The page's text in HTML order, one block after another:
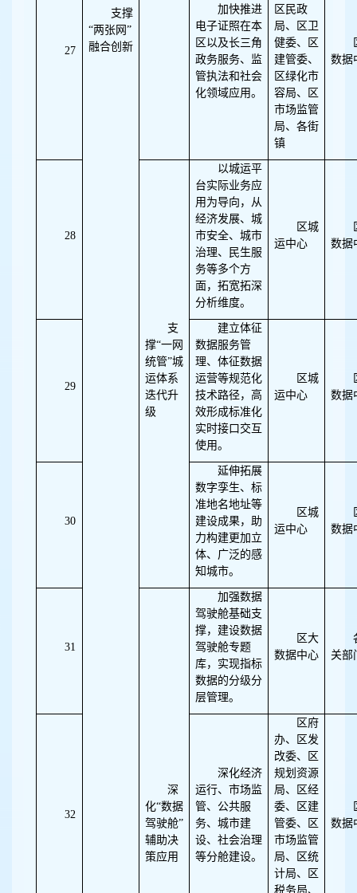
支撑
“两张网”
融合创新
27
加快推进
电子证照在本
区以及长三角
政务服务、监
管执法和社会
化领域应用。
区民政
局、区卫
健委、区
建管委、
区绿化市
容局、区
市场监管
局、各街
镇
数据
28
支
撑“一网
统管”城
运体系
迭代升
级
以城运平
台实际业务应
用为导向，从
经济发展、城
市安全、城市
治理、民生服
务等多个方
面，拓宽拓深
分析维度。
区城
运中心
数据
29
建立体征
数据服务管
理、体征数据
运营等规范化
技术路径，高
效形成标准化
实时接口交互
使用。
区城
运中心
数据
30
延伸拓展
数字孪生、标
准地名地址等
建设成果，助
力构建更加立
体、广泛的感
知城市。
区城
运中心
数据
31
深
化“数据
驾驶舱”
辅助决
策应用
加强数据
驾驶舱基础支
撑，建设数据
驾驶舱专题
库，实现指标
数据的分级分
层管理。
区大
数据中心
关部
32
深化经济
运行、市场监
管、公共服
务、城市建
设、社会治理
等分舱建设。
区府
办、区发
改委、区
规划资源
局、区经
委、区建
管委、区
市场监管
局、区统
计局、区
税务局、
数据